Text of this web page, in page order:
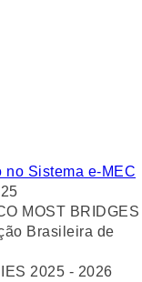
Sistema e-MEC